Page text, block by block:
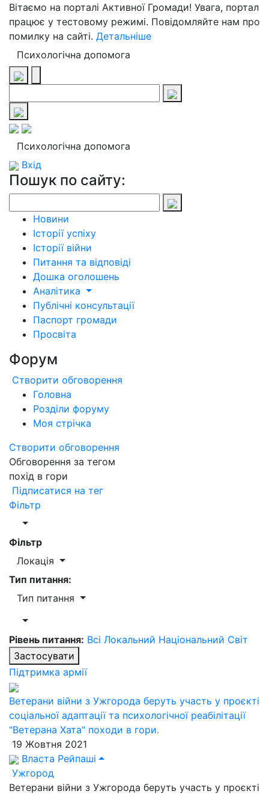
Вітаємо на порталі Активної Громади! Увага, портал
працює у тестовому режимі. Повідомляйте нам про
помилку на сайті. Детальніше
Психологічна допомога
Психологічна допомога
Вхід
Пошук по сайту:
Новини
Історії успіху
Історії війни
Питання та відповіді
Дошка оголошень
Аналітика
Публічні консультації
Паспорт громади
Просвіта
Форум
Створити обговорення
Головна
Розділи форуму
Моя стрічка
Створити обговорення
Обговорення за тегом
похід в гори
Підписатися на тег
Фільтр
Фільтр
Локація
Тип питання:
Тип питання
Рівень питання: Всі Локальний Національний Світ
Застосувати
Підтримка армії
Ветерани війни з Ужгорода беруть участь у проєкті
соціальної адаптації та психологічної реабілітації
"Ветерана Хата" походи в гори.
19 Жовтня 2021
Власта Рейпаші
Ужгород
Ветерани війни з Ужгорода беруть участь у проєкті